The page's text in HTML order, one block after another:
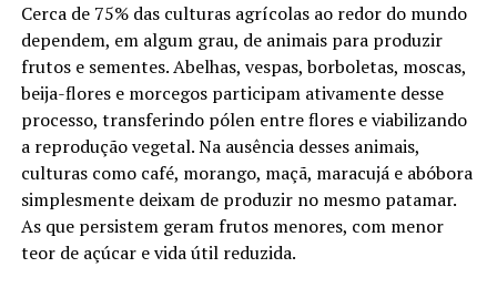
Cerca de 75% das culturas agrícolas ao redor do mundo
dependem, em algum grau, de animais para produzir
frutos e sementes. Abelhas, vespas, borboletas, moscas,
beija-flores e morcegos participam ativamente desse
processo, transferindo pólen entre flores e viabilizando
a reprodução vegetal. Na ausência desses animais,
culturas como café, morango, maçã, maracujá e abóbora
simplesmente deixam de produzir no mesmo patamar.
As que persistem geram frutos menores, com menor
teor de açúcar e vida útil reduzida.